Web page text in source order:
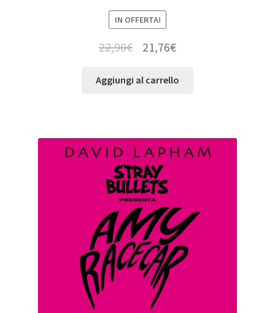
IN OFFERTA!
22,90€ 21,76€
Aggiungi al carrello